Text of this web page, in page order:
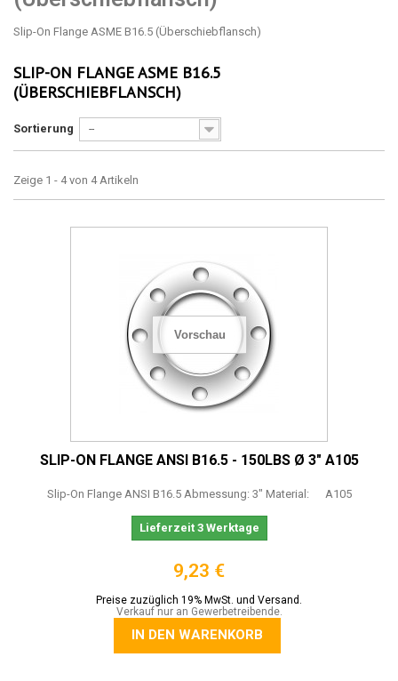
Slip-On Flange ASME B16.5 (Überschiebflansch)
SLIP-ON FLANGE ASME B16.5
(ÜBERSCHIEBFLANSCH)
Sortierung --
Zeige 1 - 4 von 4 Artikeln
Vorschau
SLIP-ON FLANGE ANSI B16.5 - 150LBS Ø 3" A105
Slip-On Flange ANSI B16.5 Abmessung: 3" Material: A105
Lieferzeit 3 Werktage
9,23 €
Preise zuzüglich 19% MwSt. und Versand.
Verkauf nur an Gewerbetreibende.
IN DEN WARENKORB